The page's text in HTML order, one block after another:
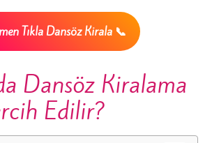
Tıkla Dansöz Kirala 📞
Dansöz Kiralama
Edilir?